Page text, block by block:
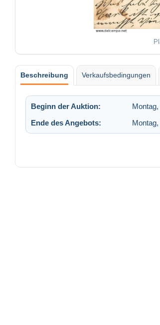
Beschreibung Verkaufsbedingungen
Beginn der Auktion:
Ende des Angebots: